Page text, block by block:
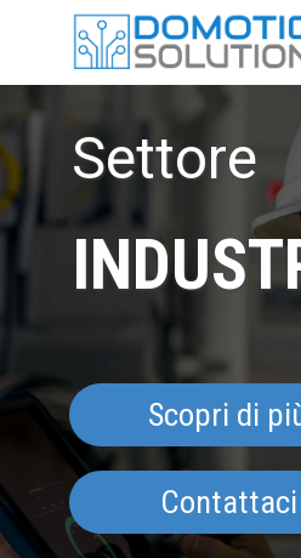
Settore
Scopri di
Contattaci